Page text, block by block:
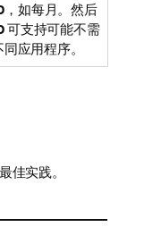
，如每月。然后
可支持可能不需
应用程序。
佳实践。